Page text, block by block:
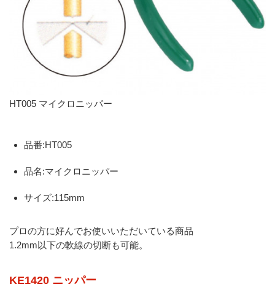
HT005 マイクロニッパー
品番:HT005
品名:マイクロニッパー
サイズ:115mm
プロの方に好んでお使いいただいている商品
1.2mm以下の軟線の切断も可能。
KE1420 ニッパー